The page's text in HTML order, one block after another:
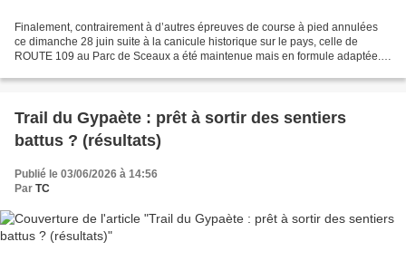
Finalement, contrairement à d’autres épreuves de course à pied annulées
ce dimanche 28 juin suite à la canicule historique sur le pays, celle de
ROUTE 109 au Parc de Sceaux a été maintenue mais en formule adaptée.
Trail du Gypaète : prêt à sortir des sentiers
battus ? (résultats)
Publié le 03/06/2026 à 14:56
Par TC